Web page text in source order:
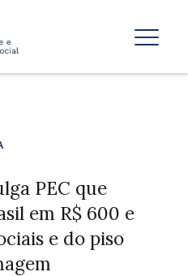
PEC que
em R$ 600 e
e do piso